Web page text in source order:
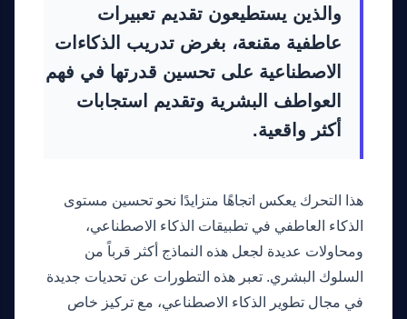
والذين يستطيعون تقديم تعبيرات
عاطفية مقنعة، بغرض تدريب الذكاءات
الاصطناعية على تحسين قدرتها في فهم
العواطف البشرية وتقديم استجابات
أكثر واقعية.
هذا التحرك يعكس اتجاهًا متزايدًا نحو تحسين مستوى
الذكاء العاطفي في تطبيقات الذكاء الاصطناعي،
ومحاولات عديدة لجعل هذه النماذج أكثر قرباً من
السلوك البشري. تعبر هذه التطورات عن تحديات جديدة
في مجال تطوير الذكاء الاصطناعي، مع تركيز خاص